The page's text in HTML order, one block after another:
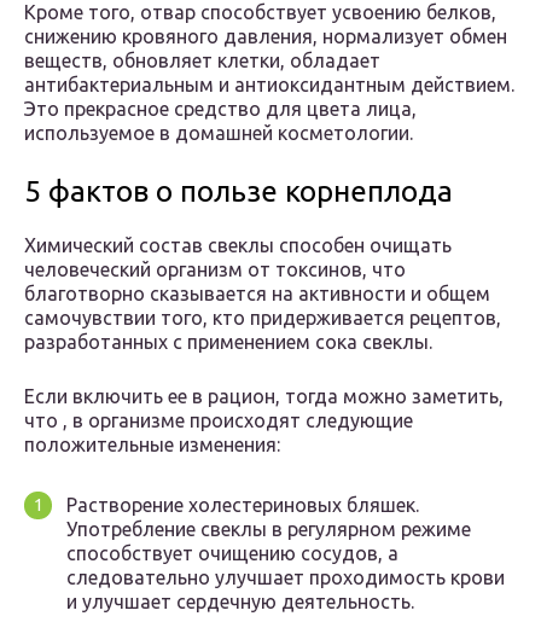
Кроме того, отвар способствует усвоению белков,
снижению кровяного давления, нормализует обмен
веществ, обновляет клетки, обладает
антибактериальным и антиоксидантным действием.
Это прекрасное средство для цвета лица,
используемое в домашней косметологии.
5 фактов о пользе корнеплода
Химический состав свеклы способен очищать
человеческий организм от токсинов, что
благотворно сказывается на активности и общем
самочувствии того, кто придерживается рецептов,
разработанных с применением сока свеклы.
Если включить ее в рацион, тогда можно заметить,
что , в организме происходят следующие
положительные изменения:
Растворение холестериновых бляшек.
Употребление свеклы в регулярном режиме
способствует очищению сосудов, а
следовательно улучшает проходимость крови
и улучшает сердечную деятельность.